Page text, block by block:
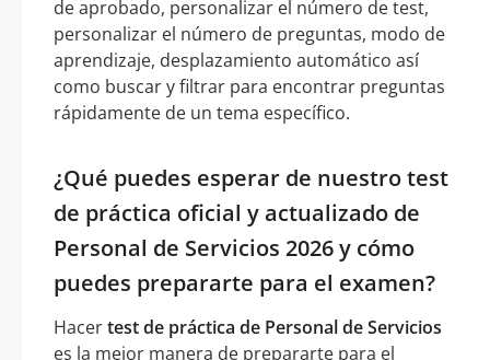
de aprobado, personalizar el número de test,
personalizar el número de preguntas, modo de
aprendizaje, desplazamiento automático así
como buscar y filtrar para encontrar preguntas
rápidamente de un tema específico.
¿Qué puedes esperar de nuestro test
de práctica oficial y actualizado de
Personal de Servicios 2026 y cómo
puedes prepararte para el examen?
Hacertest de práctica de Personal de Servicios
es la mejor manera de prepararte para el